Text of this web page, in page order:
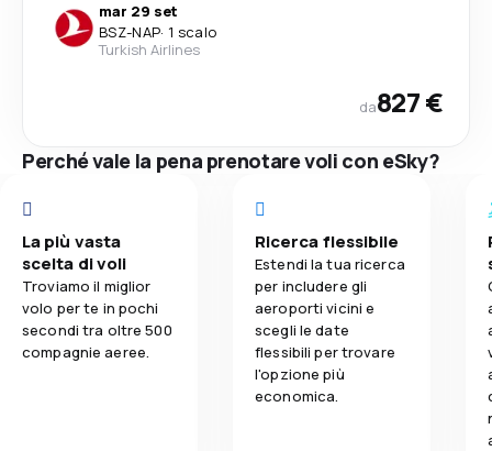
mar 29 set
BSZ-NAP· 1 scalo
Turkish Airlines
da827 €
Perché vale la pena prenotare voli con eSky?
La più vasta
scelta di voli
Troviamo il miglior
volo per te in pochi
secondi tra oltre 500
compagnie aeree.
Ricerca flessibile
Estendi la tua ricerca
per includere gli
aeroporti vicini e
scegli le date
flessibili per trovare
l'opzione più
economica.